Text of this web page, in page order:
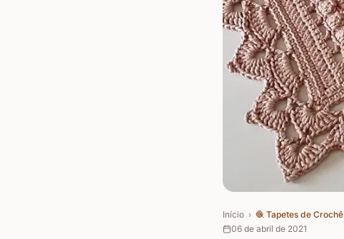
Início › 🧶 Tapetes de Crochê
06 de abril de 2021